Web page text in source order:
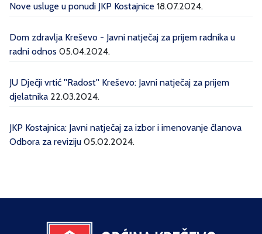
Nove usluge u ponudi JKP Kostajnice 18.07.2024.
Dom zdravlja Kreševo - Javni natječaj za prijem radnika u
radni odnos 05.04.2024.
JU Dječji vrtić ''Radost'' Kreševo: Javni natječaj za prijem
djelatnika 22.03.2024.
JKP Kostajnica: Javni natječaj za izbor i imenovanje članova
Odbora za reviziju 05.02.2024.